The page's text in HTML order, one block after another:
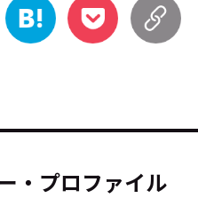
・プロファイル